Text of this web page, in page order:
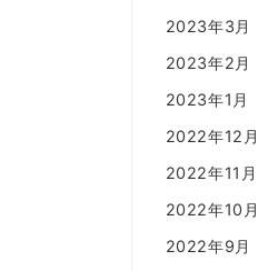
2023年3月
2023年2月
2023年1月
2022年12月
2022年11月
2022年10月
2022年9月